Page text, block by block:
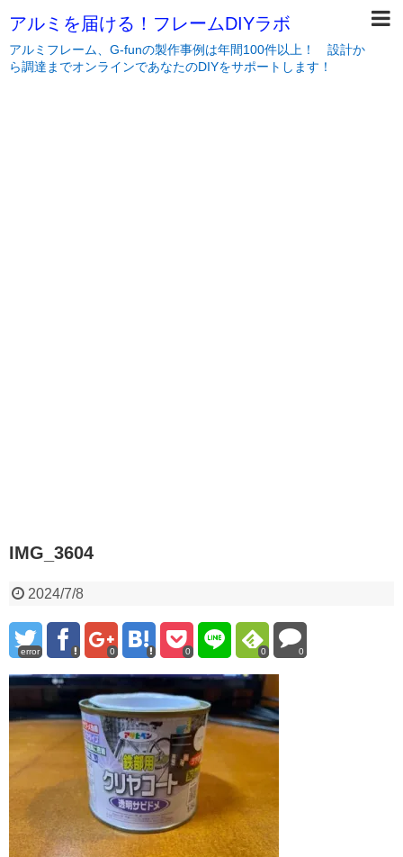
アルミを届ける！フレームDIYラボ
アルミフレーム、G-funの製作事例は年間100件以上！ 設計か
ら調達までオンラインであなたのDIYをサポートします！
IMG_3604
2024/7/8
error 0 0 0 0